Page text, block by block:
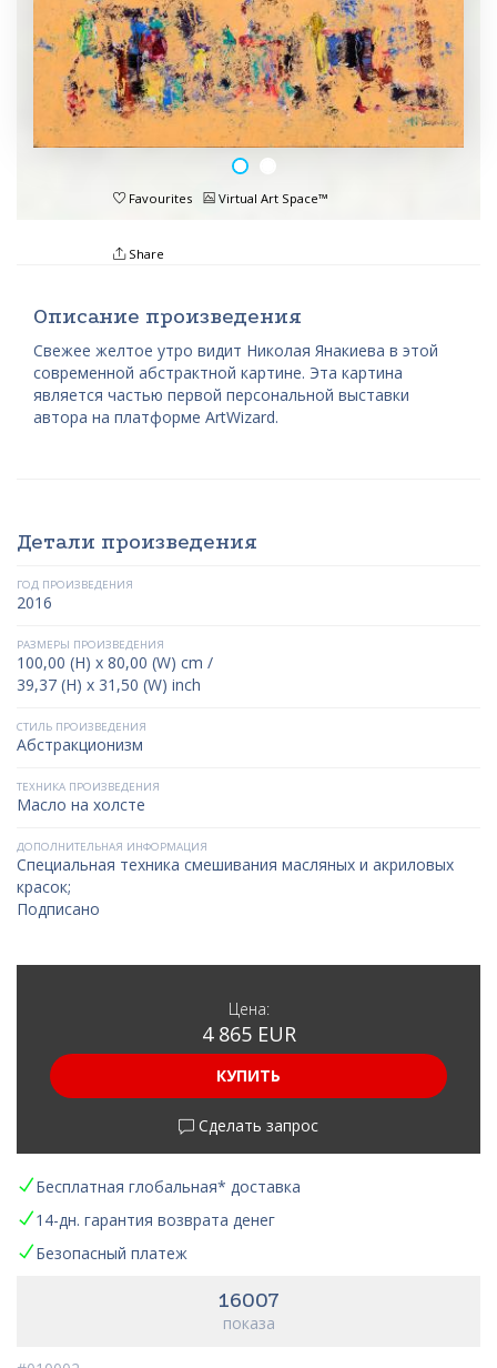
Favourites Virtual Art Space™
Share
Описание произведения
Свежее желтое утро видит Николая Янакиева в этой
современной абстрактной картине. Эта картина
является частью первой персональной выставки
автора на платформе ArtWizard.
Детали произведения
ГОД ПРОИЗВЕДЕНИЯ
2016
РАЗМЕРЫ ПРОИЗВЕДЕНИЯ
100,00 (H) x 80,00 (W) cm /
39,37 (H) x 31,50 (W) inch
СТИЛЬ ПРОИЗВЕДЕНИЯ
Абстракционизм
ТЕХНИКА ПРОИЗВЕДЕНИЯ
Масло на холсте
ДОПОЛНИТЕЛЬНАЯ ИНФОРМАЦИЯ
Специальная техника смешивания масляных и акриловых
красок;
Подписано
Цена:
4 865 EUR
КУПИТЬ
Сделать запрос
Бесплатная глобальная* доставка
14-дн. гарантия возврата денег
Безопасный платеж
16007
показа